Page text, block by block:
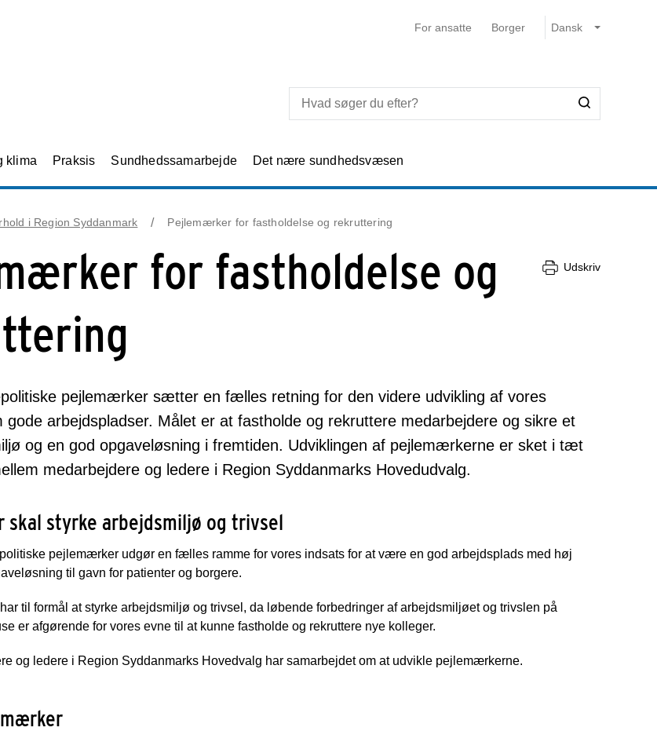
For ansatte Borger
klima Praksis Sundhedssamarbejde Det nære sundhedsvæsen
i Region Syddanmark Pejlemærker for fastholdelse og rekruttering
for fastholdelse og
Udskriv
pejlemærker sætter en fælles retning for den videre udvikling af vores
gode arbejdspladser. Målet er at fastholde og rekruttere medarbejdere og sikre et
og en god opgaveløsning i fremtiden. Udviklingen af pejlemærkerne er sket i tæt
medarbejdere og ledere i Region Syddanmarks Hovedudvalg.
skal styrke arbejdsmiljø og trivsel
pejlemærker udgør en fælles ramme for vores indsats for at være en god arbejdsplads med høj
til gavn for patienter og borgere.
til formål at styrke arbejdsmiljø og trivsel, da løbende forbedringer af arbejdsmiljøet og trivslen på
er afgørende for vores evne til at kunne fastholde og rekruttere nye kolleger.
og ledere i Region Syddanmarks Hovedvalg har samarbejdet om at udvikle pejlemærkerne.